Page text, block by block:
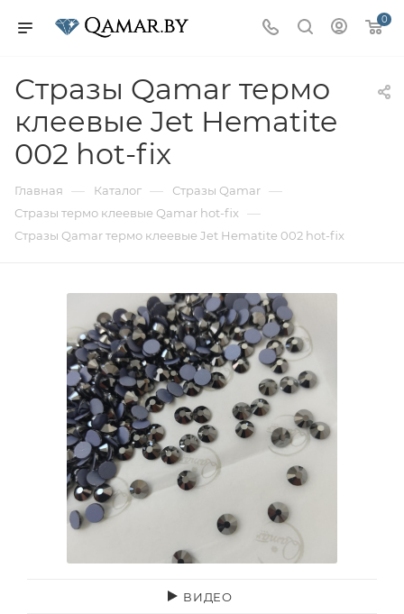
0
Стразы Qamar термо
клеевые Jet Hematite
002 hot-fix
Главная — Каталог — Стразы Qamar —
Стразы термо клеевые Qamar hot-fix —
Стразы Qamar термо клеевые Jet Hematite 002 hot-fix
ВИДЕО